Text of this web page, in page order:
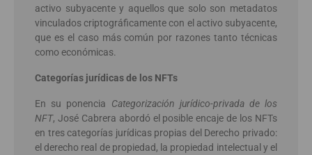
activo subyacente y aquellos que solo son metadatos
vinculados criptográficamente con el activo subyacente,
que es el caso más común por razones tanto técnicas
como económicas.
Categorías jurídicas de los NFTs
En su ponencia Categorización jurídico-privada de los
NFT, José Cabrera abordó el posible encaje de los NFTs
en tres categorías jurídicas propias del Derecho privado:
el derecho real de propiedad, la propiedad intelectual y el